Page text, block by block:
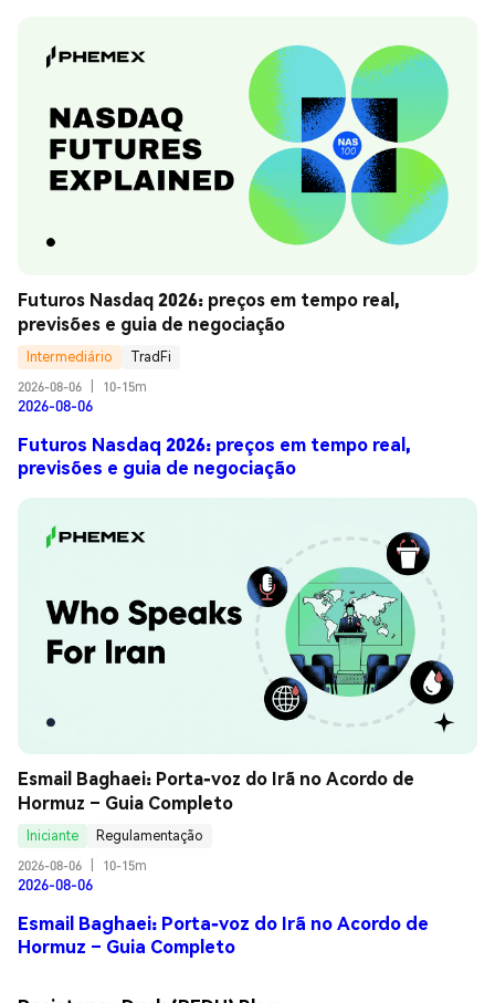
Futuros Nasdaq 2026: preços em tempo real,
previsões e guia de negociação
Intermediário
TradFi
2026-08-06
10-15m
2026-08-06
Futuros Nasdaq 2026: preços em tempo real,
previsões e guia de negociação
Esmail Baghaei: Porta-voz do Irã no Acordo de
Hormuz – Guia Completo
Iniciante
Regulamentação
2026-08-06
10-15m
2026-08-06
Esmail Baghaei: Porta-voz do Irã no Acordo de
Hormuz – Guia Completo